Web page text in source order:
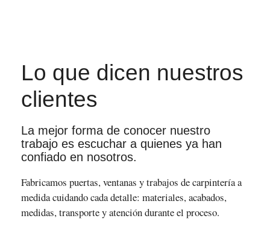
Lo que dicen nuestros
clientes
La mejor forma de conocer nuestro
trabajo es escuchar a quienes ya han
confiado en nosotros.
Fabricamos puertas, ventanas y trabajos de carpintería a
medida cuidando cada detalle: materiales, acabados,
medidas, transporte y atención durante el proceso.